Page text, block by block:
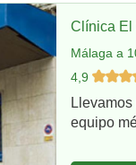
Clínica El
Málaga a
4,9
equipo